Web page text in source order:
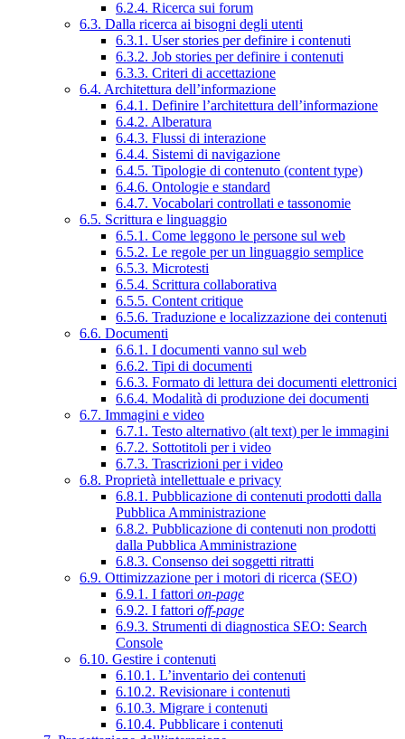
6.2.4. Ricerca sui forum
6.3. Dalla ricerca ai bisogni degli utenti
6.3.1. User stories per definire i contenuti
6.3.2. Job stories per definire i contenuti
6.3.3. Criteri di accettazione
6.4. Architettura dell’informazione
6.4.1. Definire l’architettura dell’informazione
6.4.2. Alberatura
6.4.3. Flussi di interazione
6.4.4. Sistemi di navigazione
6.4.5. Tipologie di contenuto (content type)
6.4.6. Ontologie e standard
6.4.7. Vocabolari controllati e tassonomie
6.5. Scrittura e linguaggio
6.5.1. Come leggono le persone sul web
6.5.2. Le regole per un linguaggio semplice
6.5.3. Microtesti
6.5.4. Scrittura collaborativa
6.5.5. Content critique
6.5.6. Traduzione e localizzazione dei contenuti
6.6. Documenti
6.6.1. I documenti vanno sul web
6.6.2. Tipi di documenti
6.6.3. Formato di lettura dei documenti elettronici
6.6.4. Modalità di produzione dei documenti
6.7. Immagini e video
6.7.1. Testo alternativo (alt text) per le immagini
6.7.2. Sottotitoli per i video
6.7.3. Trascrizioni per i video
6.8. Proprietà intellettuale e privacy
6.8.1. Pubblicazione di contenuti prodotti dalla
Pubblica Amministrazione
6.8.2. Pubblicazione di contenuti non prodotti
dalla Pubblica Amministrazione
6.8.3. Consenso dei soggetti ritratti
6.9. Ottimizzazione per i motori di ricerca (SEO)
6.9.1. I fattori on-page
6.9.2. I fattori off-page
6.9.3. Strumenti di diagnostica SEO: Search
Console
6.10. Gestire i contenuti
6.10.1. L’inventario dei contenuti
6.10.2. Revisionare i contenuti
6.10.3. Migrare i contenuti
6.10.4. Pubblicare i contenuti